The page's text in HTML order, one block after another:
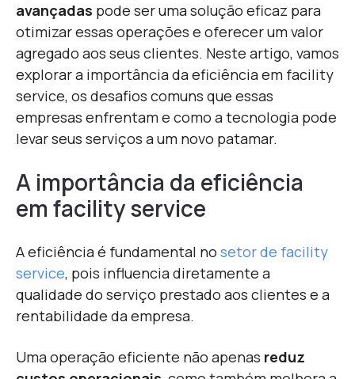
avançadas pode ser uma solução eficaz para
otimizar essas operações e oferecer um valor
agregado aos seus clientes. Neste artigo, vamos
explorar a importância da eficiência em facility
service, os desafios comuns que essas
empresas enfrentam e como a tecnologia pode
levar seus serviços a um novo patamar.
A importância da eficiência
em facility service
Aeficiência é fundamental no setor de facility
service, pois influencia diretamente a
qualidade do serviço prestado aos clientes e a
rentabilidade da empresa.
Uma operação eficiente não apenas reduz